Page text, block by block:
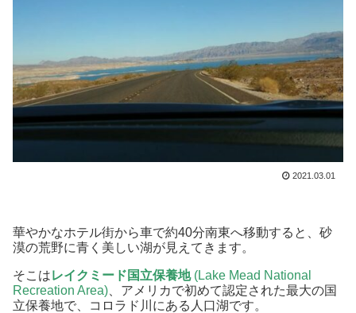
2021.03.01
華やかなホテル街から車で約40分南東へ移動すると、砂
漠の荒野に青く美しい湖が見えてきます。
そこはレイクミード国立保養地(Lake Mead National
Recreation Area) 、アメリカで初めて認定された最大の国
立保養地で、コロラド川にある人口湖です。